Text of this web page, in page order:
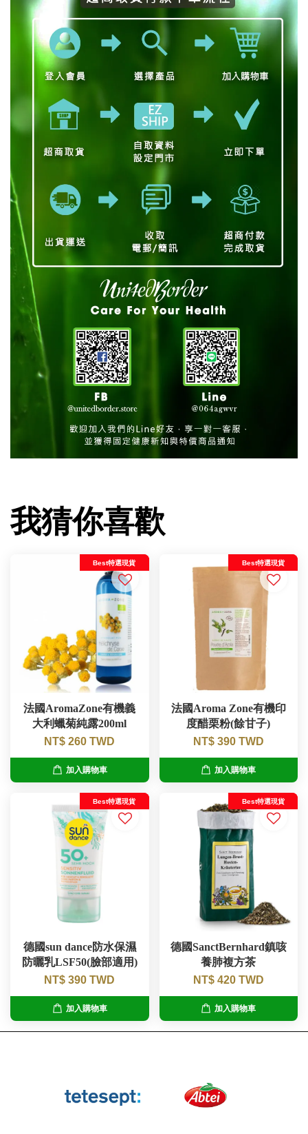
我猜你喜歡
Best特選現貨
法國AromaZone有機義
大利蠟菊純露200ml
NT$ 260 TWD
加入購物車
Best特選現貨
法國Aroma Zone有機印
度醋栗粉(餘甘子)
NT$ 390 TWD
加入購物車
Best特選現貨
德國sun dance防水保濕
防曬乳LSF50(臉部適用)
NT$ 390 TWD
加入購物車
Best特選現貨
德國SanctBernhard鎮咳
養肺複方茶
NT$ 420 TWD
加入購物車